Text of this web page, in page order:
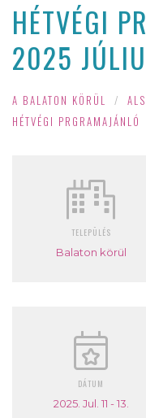
HÉTVÉGI
2025
A BALATON KÖRÜL /
HÉTVÉGI PRGRAMAJÁNLÓ
TELEPÜLÉS
Balaton körül
DÁTUM
2025. Jul. 11 - 13.